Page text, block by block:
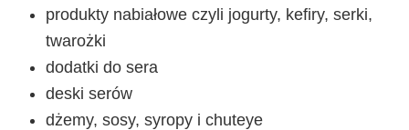
produkty nabiałowe czyli jogurty, kefiry, serki,
twarożki
dodatki do sera
deski serów
dżemy, sosy, syropy i chuteye